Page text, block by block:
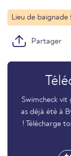
Lieu de baignade
Partager
Swimcheck vit
as déjà été à
! Télécharge